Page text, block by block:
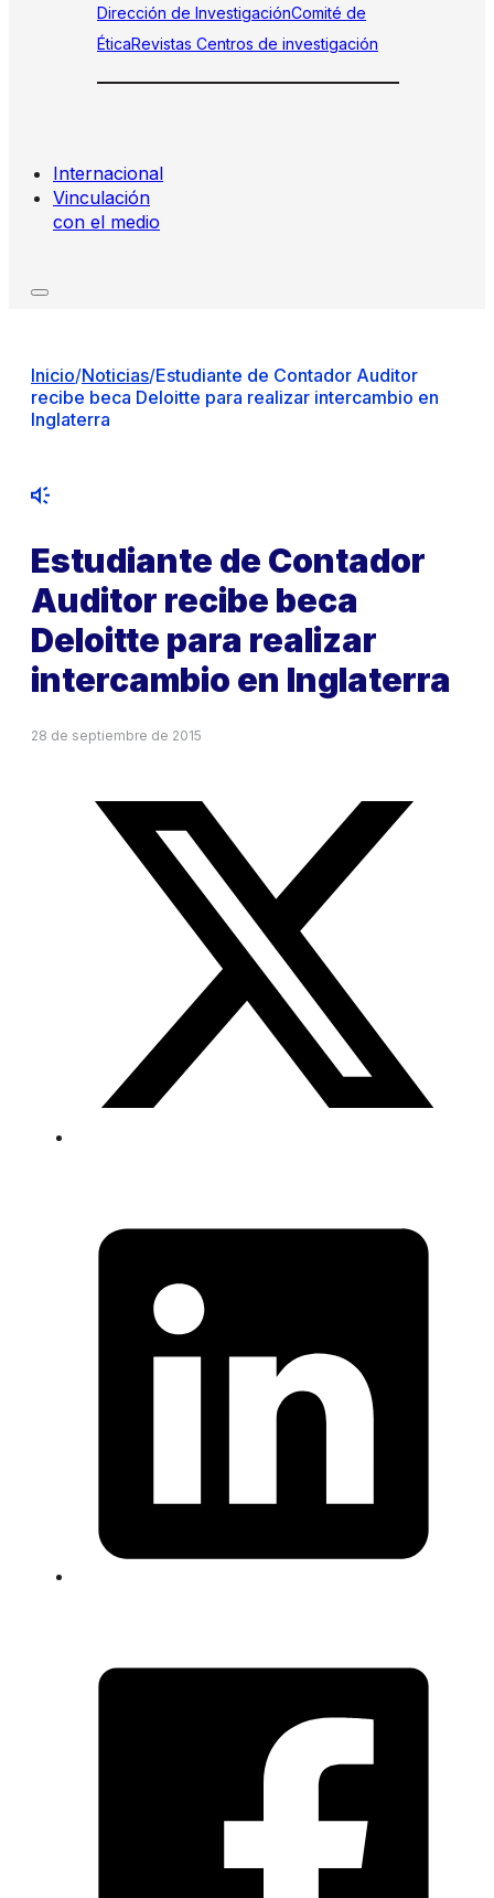
Dirección de InvestigaciónComité de
ÉticaRevistas Centros de investigación
Internacional
Vinculación
con el medio
Inicio/Noticias/Estudiante de Contador Auditor
recibe beca Deloitte para realizar intercambio en
Inglaterra
Estudiante de Contador
Auditor recibe beca
Deloitte para realizar
intercambio en Inglaterra
28 de septiembre de 2015